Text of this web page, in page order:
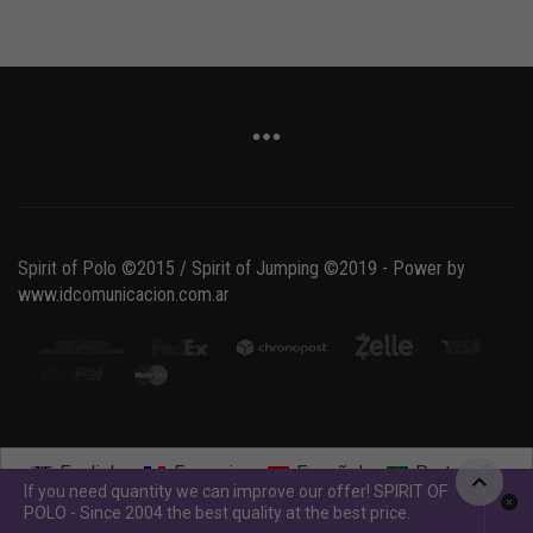
Spirit of Polo ©2015 / Spirit of Jumping ©2019 - Power by
www.idcomunicacion.com.ar
If you need quantity we can improve our offer! SPIRIT OF
POLO - Since 2004 the best quality at the best price.
English Français Español Português